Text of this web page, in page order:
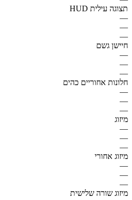
תצוגה עילית HUD
—
—
—
חיישן גשם
—
—
—
חלונות אחוריים כהים
—
—
—
מיזוג
—
—
—
מיזוג אחורי
—
—
—
מיזוג שורה שלישית